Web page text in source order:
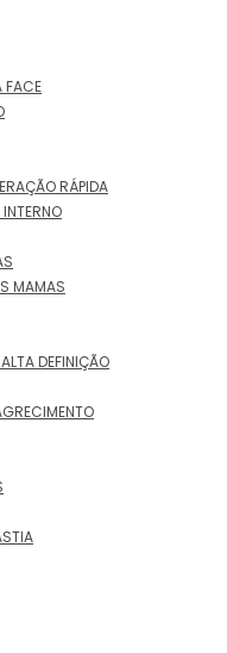
FACE
RÁPIDA
MAMAS
DEFINIÇÃO